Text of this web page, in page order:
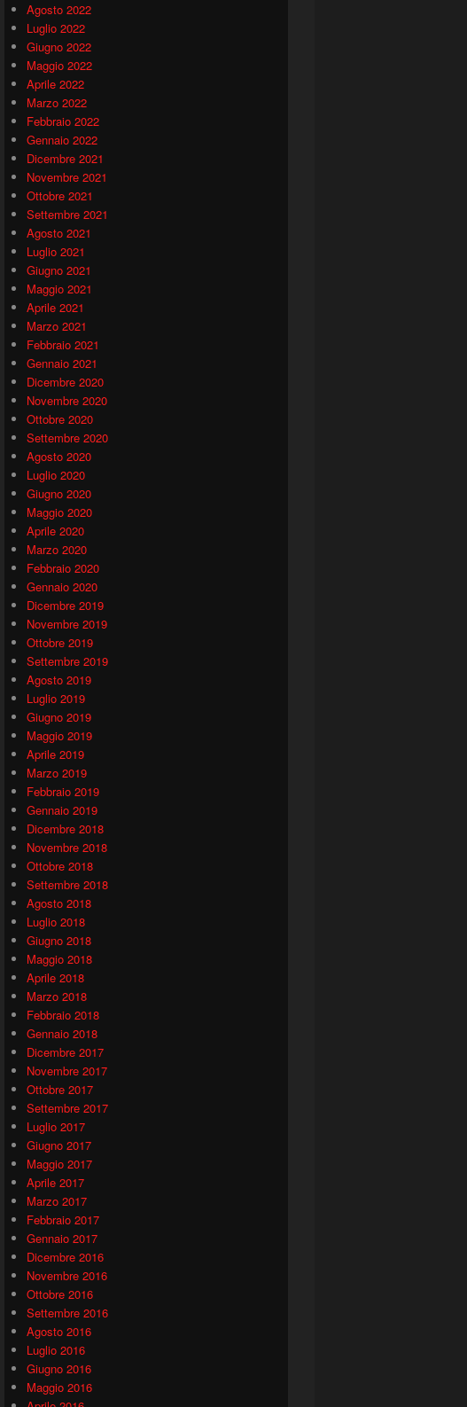
Agosto 2022
Luglio 2022
Giugno 2022
Maggio 2022
Aprile 2022
Marzo 2022
Febbraio 2022
Gennaio 2022
Dicembre 2021
Novembre 2021
Ottobre 2021
Settembre 2021
Agosto 2021
Luglio 2021
Giugno 2021
Maggio 2021
Aprile 2021
Marzo 2021
Febbraio 2021
Gennaio 2021
Dicembre 2020
Novembre 2020
Ottobre 2020
Settembre 2020
Agosto 2020
Luglio 2020
Giugno 2020
Maggio 2020
Aprile 2020
Marzo 2020
Febbraio 2020
Gennaio 2020
Dicembre 2019
Novembre 2019
Ottobre 2019
Settembre 2019
Agosto 2019
Luglio 2019
Giugno 2019
Maggio 2019
Aprile 2019
Marzo 2019
Febbraio 2019
Gennaio 2019
Dicembre 2018
Novembre 2018
Ottobre 2018
Settembre 2018
Agosto 2018
Luglio 2018
Giugno 2018
Maggio 2018
Aprile 2018
Marzo 2018
Febbraio 2018
Gennaio 2018
Dicembre 2017
Novembre 2017
Ottobre 2017
Settembre 2017
Luglio 2017
Giugno 2017
Maggio 2017
Aprile 2017
Marzo 2017
Febbraio 2017
Gennaio 2017
Dicembre 2016
Novembre 2016
Ottobre 2016
Settembre 2016
Agosto 2016
Luglio 2016
Giugno 2016
Maggio 2016